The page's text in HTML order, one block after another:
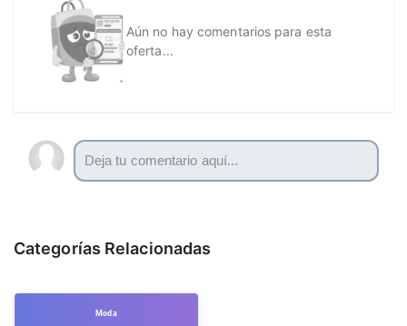
Aún no hay comentarios para esta
oferta...
Categorías Relacionadas
Moda